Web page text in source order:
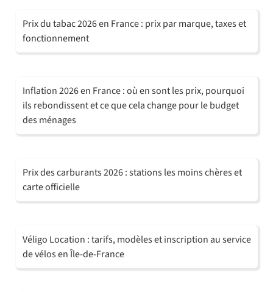
Prix du tabac 2026 en France : prix par marque, taxes et
fonctionnement
Inflation 2026 en France : où en sont les prix, pourquoi
ils rebondissent et ce que cela change pour le budget
des ménages
Prix des carburants 2026 : stations les moins chères et
carte officielle
Véligo Location : tarifs, modèles et inscription au service
de vélos en Île-de-France